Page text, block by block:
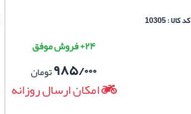
کد کالا : 10305
۲۴+ فروش موفق
۹۸۵/۰۰۰تومان
امکان ارسال روزانه